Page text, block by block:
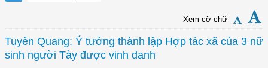
Xem cỡ chữ
Tuyên Quang: Ý tưởng thành lập Hợp tác xã của 3 nữ
sinh người Tày được vinh danh